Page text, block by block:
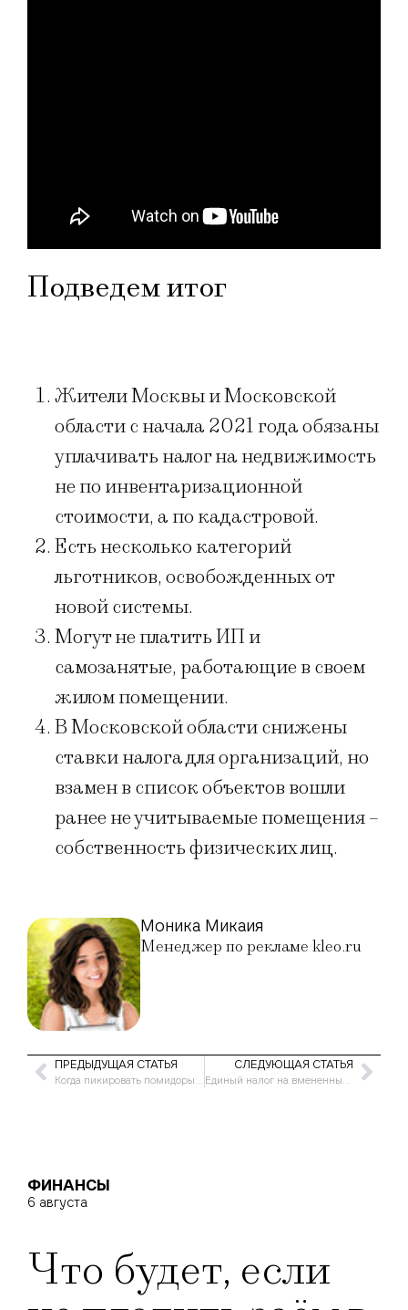
Подведем итог
Жители Москвы и Московской
области с начала 2021 года обязаны
уплачивать налог на недвижимость
не по инвентаризационной
стоимости, а по кадастровой.
Есть несколько категорий
льготников, освобожденных от
новой системы.
Могут не платить ИП и
самозанятые, работающие в своем
жилом помещении.
В Московской области снижены
ставки налога для организаций, но
взамен в список объектов вошли
ранее не учитываемые помещения –
собственность физических лиц.
Моника Микаия
Менеджер по рекламе kleo.ru
ПРЕДЫДУЩАЯ СТАТЬЯ
Когда пикировать помидоры в апреле 2021 по лунному календарю
СЛЕДУЮЩАЯ СТАТЬЯ
Единый налог на вмененный доход в 2021 году
ФИНАНСЫ
6 августа
Что будет, если